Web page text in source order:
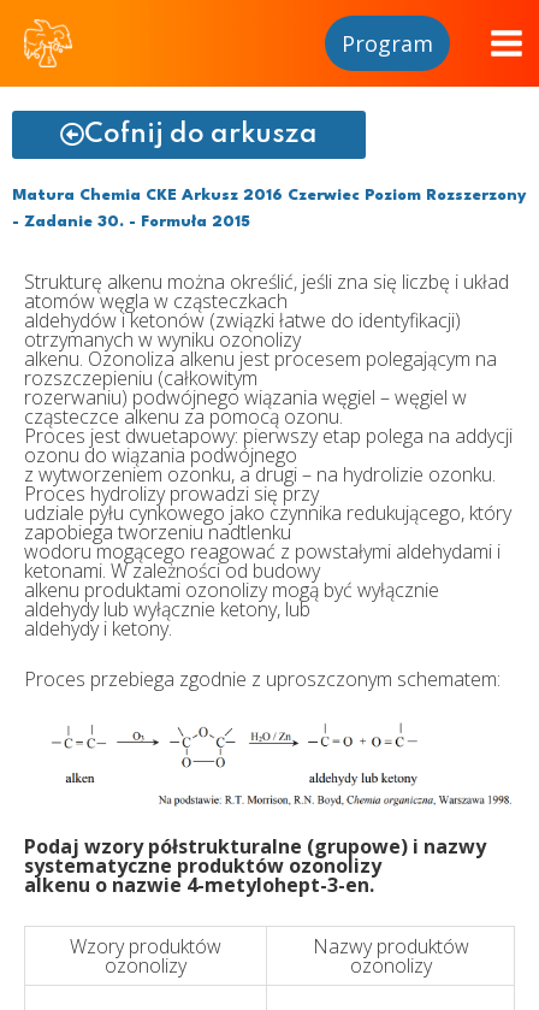
Program
Cofnij do arkusza
Matura Chemia CKE Arkusz 2016 Czerwiec Poziom Rozszerzony
- Zadanie 30. - Formuła 2015
Strukturę alkenu można określić, jeśli zna się liczbę i układ
atomów węgla w cząsteczkach
aldehydów i ketonów (związki łatwe do identyfikacji)
otrzymanych w wyniku ozonolizy
alkenu. Ozonoliza alkenu jest procesem polegającym na
rozszczepieniu (całkowitym
rozerwaniu) podwójnego wiązania węgiel – węgiel w
cząsteczce alkenu za pomocą ozonu.
Proces jest dwuetapowy: pierwszy etap polega na addycji
ozonu do wiązania podwójnego
z wytworzeniem ozonku, a drugi – na hydrolizie ozonku.
Proces hydrolizy prowadzi się przy
udziale pyłu cynkowego jako czynnika redukującego, który
zapobiega tworzeniu nadtlenku
wodoru mogącego reagować z powstałymi aldehydami i
ketonami. W zależności od budowy
alkenu produktami ozonolizy mogą być wyłącznie
aldehydy lub wyłącznie ketony, lub
aldehydy i ketony.
Proces przebiega zgodnie z uproszczonym schematem:
Podaj wzory półstrukturalne (grupowe) i nazwy
systematyczne produktów ozonolizy
alkenu o nazwie 4-metylohept-3-en.
Wzory produktów
ozonolizy
Nazwy produktów
ozonolizy